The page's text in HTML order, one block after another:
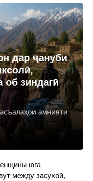
дар ҷануби
об зиндагӣ
амнияти
юга
между засухой,